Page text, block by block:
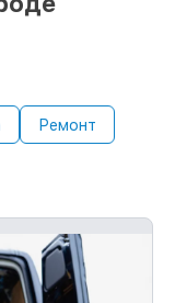
Ремонт